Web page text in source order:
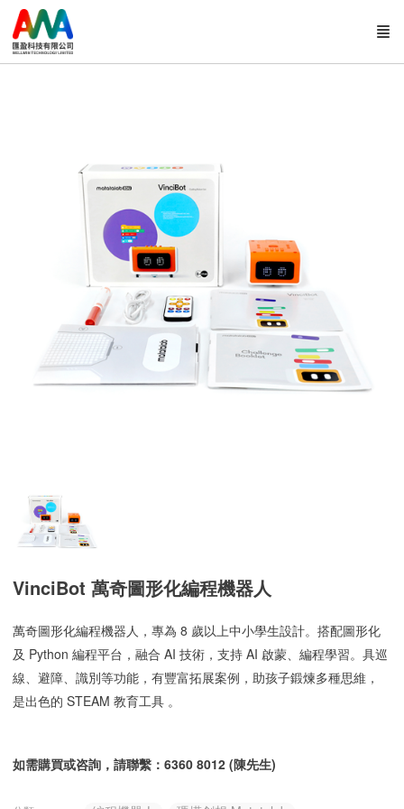
VinciBot 萬奇圖形化編程機器人
萬奇圖形化編程機器人，專為 8 歲以上中小學生設計。搭配圖形化
及 Python 編程平台，融合 AI 技術，支持 AI 啟蒙、編程學習。具巡
線、避障、識別等功能，有豐富拓展案例，助孩子鍛煉多種思維，
是出色的 STEAM 教育工具 。
如需購買或咨詢，請聯繫：6360 8012 (陳先生)